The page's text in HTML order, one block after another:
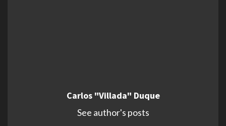
Carlos "Villada" Duque
See author's posts